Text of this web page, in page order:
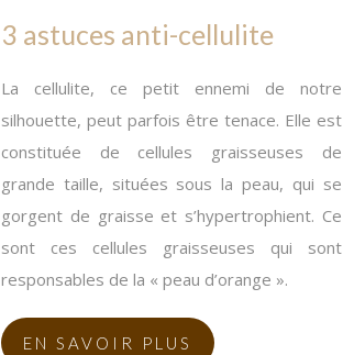
3 astuces anti-cellulite
La cellulite, ce petit ennemi de notre
silhouette, peut parfois être tenace. Elle est
constituée de cellules graisseuses de
grande taille, situées sous la peau, qui se
gorgent de graisse et s’hypertrophient. Ce
sont ces cellules graisseuses qui sont
responsables de la « peau d’orange ».
EN SAVOIR PLUS